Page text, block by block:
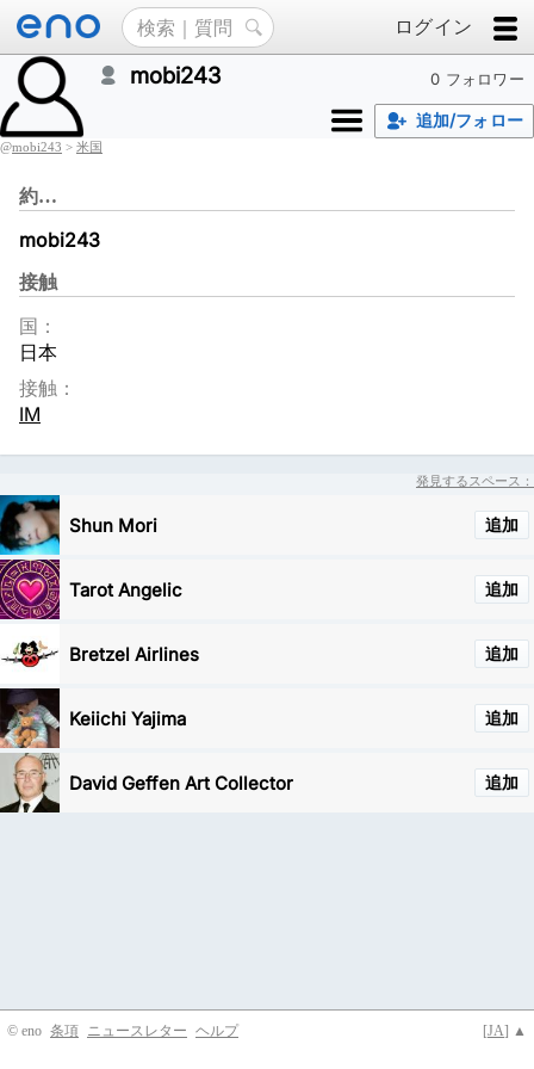
ログイン
0 フォロワー
mobi243
追加/フォロー
@mobi243 > 米国
約…
mobi243
接触
国：
日本
接触：
IM
発見するスペース：
追加
Shun Mori
追加
Tarot Angelic
追加
Bretzel Airlines
追加
Keiichi Yajima
追加
David Geffen Art Collector
© eno [JA] ▲
条項 ニュースレター ヘルプ